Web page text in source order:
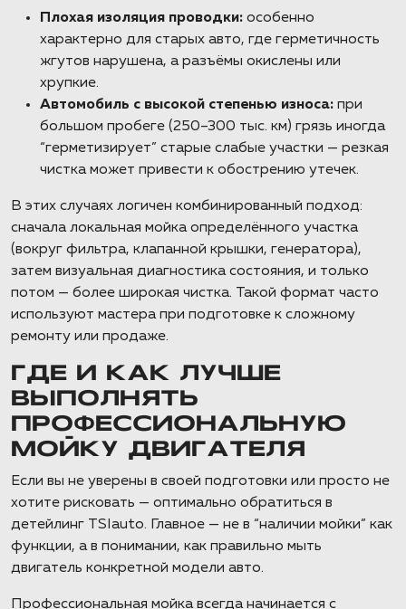
Плохая изоляция проводки: особенно
характерно для старых авто, где герметичность
жгутов нарушена, а разъёмы окислены или
хрупкие.
Автомобиль с высокой степенью износа: при
большом пробеге (250–300 тыс. км) грязь иногда
“герметизирует” старые слабые участки — резкая
чистка может привести к обострению утечек.
В этих случаях логичен комбинированный подход:
сначала локальная мойка определённого участка
(вокруг фильтра, клапанной крышки, генератора),
затем визуальная диагностика состояния, и только
потом — более широкая чистка. Такой формат часто
используют мастера при подготовке к сложному
ремонту или продаже.
ГДЕ И КАК ЛУЧШЕ
ВЫПОЛНЯТЬ
ПРОФЕССИОНАЛЬНУЮ
МОЙКУ ДВИГАТЕЛЯ
Если вы не уверены в своей подготовки или просто не
хотите рисковать — оптимально обратиться в
детейлинг TSIauto. Главное — не в “наличии мойки” как
функции, а в понимании, как правильно мыть
двигатель конкретной модели авто.
Профессиональная мойка всегда начинается с